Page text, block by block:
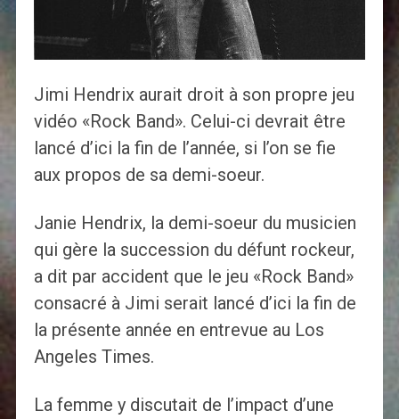
Jimi Hendrix aurait droit à son propre jeu
vidéo «Rock Band». Celui-ci devrait être
lancé d’ici la fin de l’année, si l’on se fie
aux propos de sa demi-soeur.
Janie Hendrix, la demi-soeur du musicien
qui gère la succession du défunt rockeur,
a dit par accident que le jeu «Rock Band»
consacré à Jimi serait lancé d’ici la fin de
la présente année en entrevue au Los
Angeles Times.
La femme y discutait de l’impact d’une